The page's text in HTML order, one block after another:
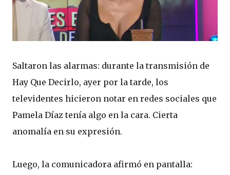
Saltaron las alarmas: durante la transmisión de
Hay Que Decirlo, ayer por la tarde, los
televidentes hicieron notar en redes sociales que
Pamela Díaz tenía algo en la cara. Cierta
anomalía en su expresión.
Luego, la comunicadora afirmó en pantalla: